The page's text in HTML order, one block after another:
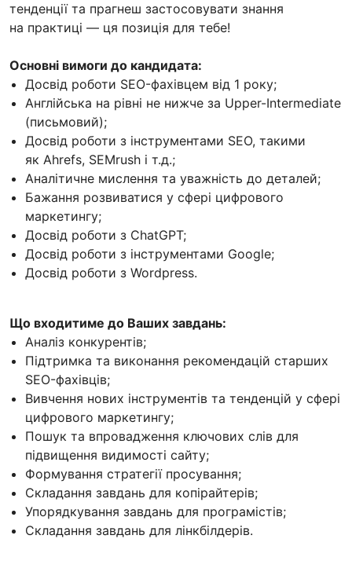
тенденції та прагнеш застосовувати знання
на практиці — ця позиція для тебе!
Основні вимоги до кандидата:
Досвід роботи SEO-фахівцем від 1 року;
Англійська на рівні не нижче за Upper-Intermediate
(письмовий);
Досвід роботи з інструментами SEO, такими
як Ahrefs, SEMrush і т.д.;
Аналітичне мислення та уважність до деталей;
Бажання розвиватися у сфері цифрового
маркетингу;
Досвід роботи з ChatGPT;
Досвід роботи з інструментами Google;
Досвід роботи з Wordpress.
Що входитиме до Ваших завдань:
Аналіз конкурентів;
Підтримка та виконання рекомендацій старших
SEO-фахівців;
Вивчення нових інструментів та тенденцій у сфері
цифрового маркетингу;
Пошук та впровадження ключових слів для
підвищення видимості сайту;
Формування стратегії просування;
Складання завдань для копірайтерів;
Упорядкування завдань для програмістів;
Складання завдань для лінкбілдерів.